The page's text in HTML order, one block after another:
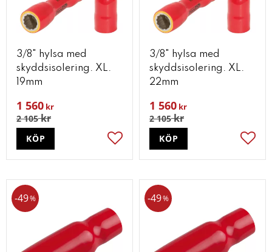
3/8" hylsa med
skyddsisolering. XL.
19mm
1 560 kr
2 105kr
Lägg till i favoriter
KÖP
3/8" hylsa med
skyddsisolering. XL.
22mm
1 560 kr
2 105kr
KÖP
49% 49%